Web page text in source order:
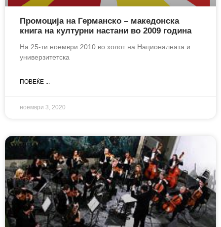
Промоција на Германско – македонска
книга на културни настани во 2009 година
На 25-ти ноември 2010 во холот на Националната и
универзитетска
ПОВЕЌЕ ...
ноември 3, 2020